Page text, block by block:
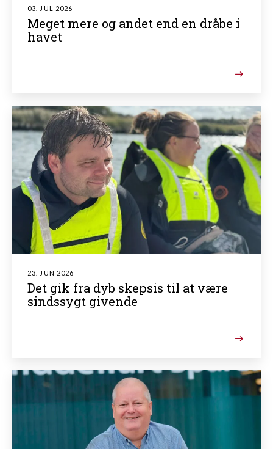
03. JUL 2026
Meget mere og andet end en dråbe i
havet
23. JUN 2026
Det gik fra dyb skepsis til at være
sindssygt givende